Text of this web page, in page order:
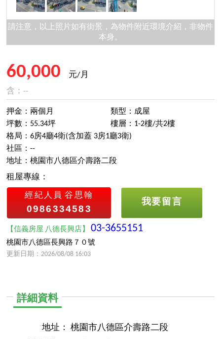
請注意，以上照片如有街景，為物件附近環境介紹，非物件
本身。
60,000
元/月
含：--
押金：兩個月
坪數：55.34坪
類型：成屋
樓層：1-2樓/共2樓
格局：6房4廳4衛(含加蓋 3房1廳3衛)
社區：--
地址：桃園市八德區介壽路二段
租屋專線：
經紀人員 谷思翰
0986334583
我要留言
【信義房屋 八德長興店】03-3655151
桃園市八德區長興路７０號
更新日期：2026/08/08 16:03
詳細資料
地址：
桃園市八德區介壽路二段